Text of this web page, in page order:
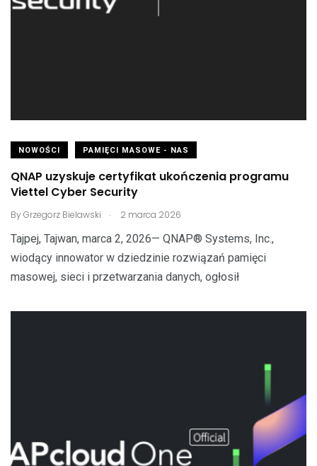
NOWOŚCI PAMIĘCI MASOWE - NAS
QNAP uzyskuje certyfikat ukończenia programu
Viettel Cyber ​​Security
ByGrzegorz Bielawski . 2 marca 2026
Tajpej, Tajwan, marca 2, 2026— QNAP® Systems, Inc.,
wiodący innowator w dziedzinie rozwiązań pamięci
masowej, sieci i przetwarzania danych, ogłosił